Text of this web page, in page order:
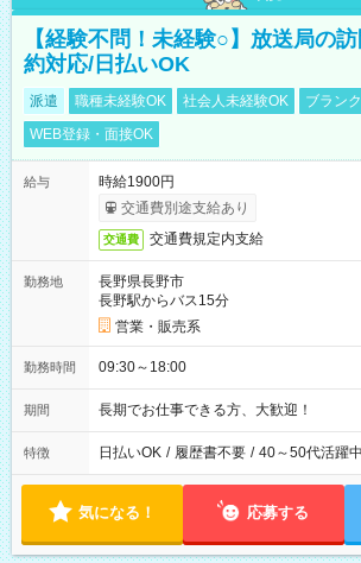
【経験不問！未経験○】放送局の
約対応/日払いOK
派遣 職種未経験OK 社会人未経験OK
ブラン
WEB登録・面接OK
給与
時給1900円
交通費別途支給あり
交通費 交通費規定内支給
勤務地
長野県長野市
長野駅からバス15分
営業・販売系
勤務時間 09:30～18:00
期間 長期でお仕事できる方、大歓迎！
特徴 日払いOK / 履歴書不要 / 40～50代活躍中
気になる！ 応募する